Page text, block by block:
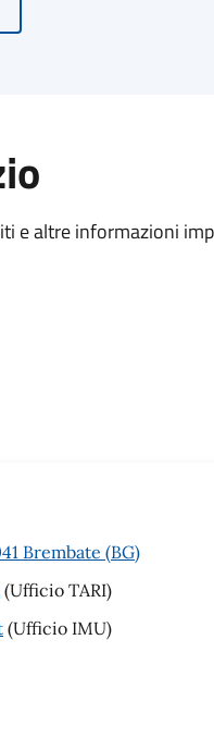
e altre informazioni
Brembate (BG)
(Ufficio TARI)
(Ufficio IMU)